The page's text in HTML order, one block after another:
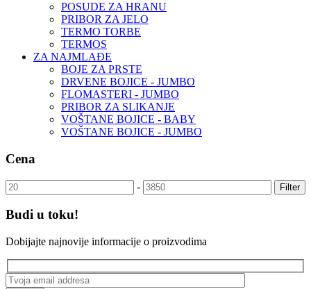
POSUDE ZA HRANU
PRIBOR ZA JELO
TERMO TORBE
TERMOS
ZA NAJMLAĐE
BOJE ZA PRSTE
DRVENE BOJICE - JUMBO
FLOMASTERI - JUMBO
PRIBOR ZA SLIKANJE
VOŠTANE BOJICE - BABY
VOŠTANE BOJICE - JUMBO
Cena
- Filter
Budi u toku!
Dobijajte najnovije informacije o proizvodima